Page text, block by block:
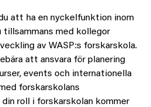
att ha en nyckelfunktion inom
tillsammans med kollegor
av WASP:s forskarskola.
att ansvara för planering
events och internationella
forskarskolans
din roll i forskarskolan kommer